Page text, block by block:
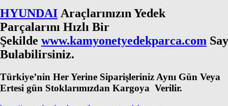
HYUNDAI Araçlarınızın Yedek
Parçalarını Hızlı Bir
Şekilde www.kamyonetyedekparca.com
Bulabilirsiniz.
Türkiye’nin Her Yerine Siparişleriniz Aynı Gün Veya
Ertesi gün Stoklarımızdan Kargoya Verilir.